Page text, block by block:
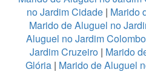
no Jardim Cidade| Marido
Marido de Aluguel no
Aluguel no Jardim Colombo
Jardim Cruzeiro| Marido
Glória| Marido de Aluguel